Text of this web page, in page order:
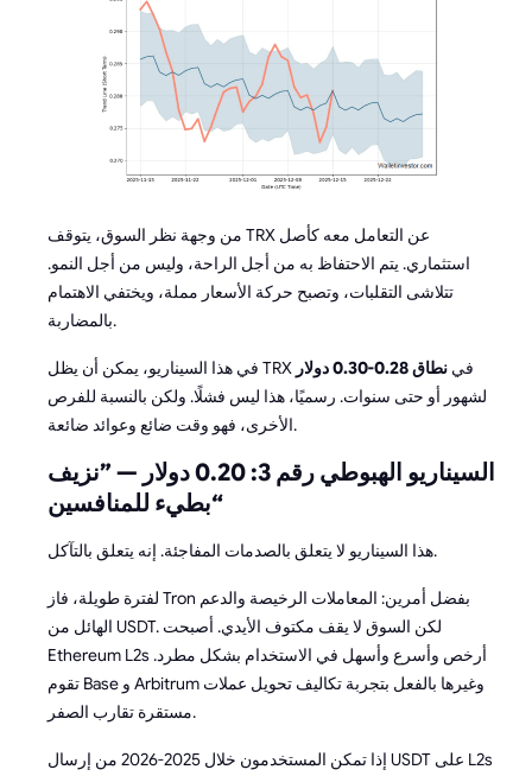
من وجهة نظر السوق، يتوقف TRX عن التعامل معه كأصل
استثماري. يتم الاحتفاظ به من أجل الراحة، وليس من أجل النمو.
تتلاشى التقلبات، وتصبح حركة الأسعار مملة، ويختفي الاهتمام
بالمضاربة.
في هذا السيناريو، يمكن أن يظل TRX في نطاق 0.28-0.30 دولار
لشهور أو حتى سنوات. رسميًا، هذا ليس فشلًا. ولكن بالنسبة للفرص
الأخرى، فهو وقت ضائع وعوائد ضائعة.
السيناريو الهبوطي رقم 3: 0.20 دولار — ”نزيف
بطيء للمنافسين“
هذا السيناريو لا يتعلق بالصدمات المفاجئة. إنه يتعلق بالتآكل.
لفترة طويلة، فاز Tron بفضل أمرين: المعاملات الرخيصة والدعم
الهائل من USDT. لكن السوق لا يقف مكتوف الأيدي. أصبحت
Ethereum L2s أرخص وأسرع وأسهل في الاستخدام بشكل مطرد.
تقوم Base و Arbitrum وغيرها بالفعل بتجربة تكاليف تحويل عملات
مستقرة تقارب الصفر.
إذا تمكن المستخدمون خلال 2025-2026 من إرسال USDT على L2s